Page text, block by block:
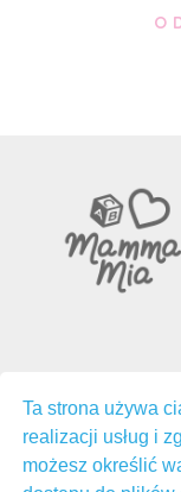
Ta strona używa
realizacji usług i
możesz określić